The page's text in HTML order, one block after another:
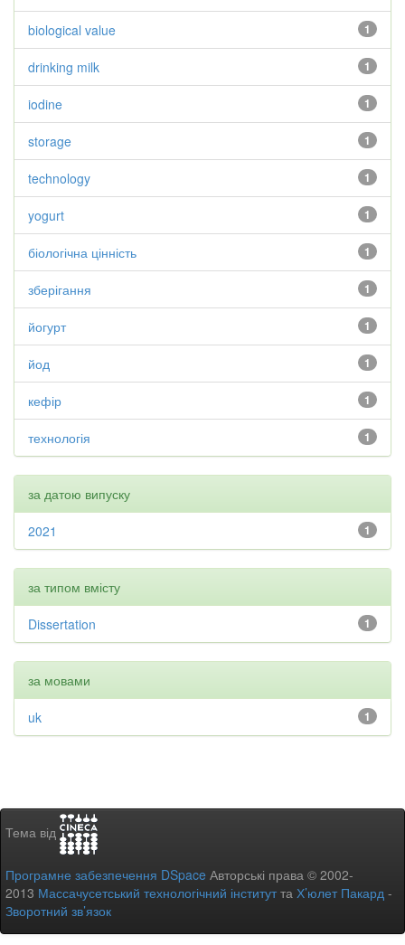
1
biological value
1
drinking milk
1
iodine
1
storage
1
technology
1
yogurt
1
біологічна цінність
1
зберігання
1
йогурт
1
йод
1
кефір
1
технологія
за датою випуску
1
2021
за типом вмісту
1
Dissertation
за мовами
1
uk
Тема від
Програмне забезпечення DSpace Авторські права © 2002-
2013 Массачусетський технологічний інститутта Х’юлет Пакард -
Зворотний зв’язок